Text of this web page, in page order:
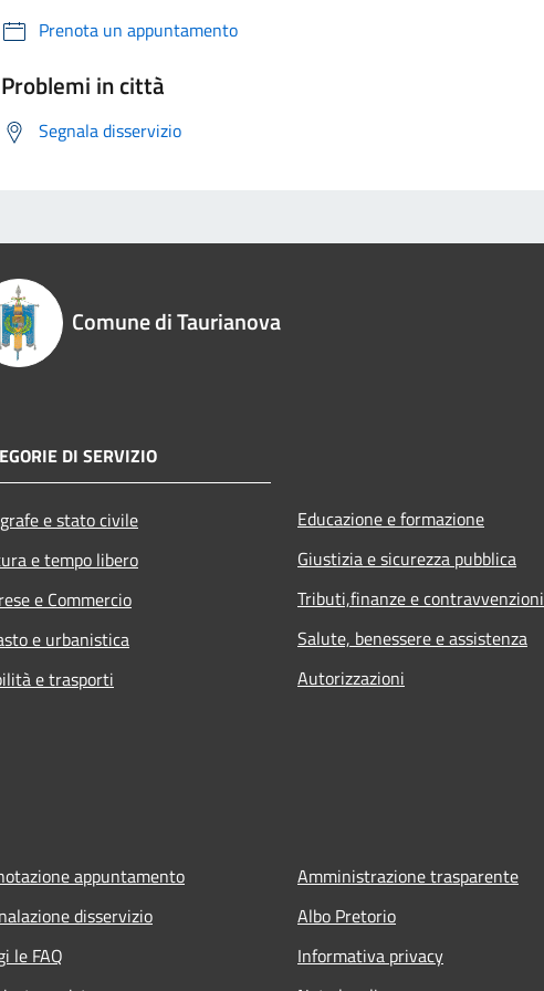
Prenota un appuntamento
Problemi in città
Segnala disservizio
Comune di Taurianova
DI SERVIZIO
e stato civile
e tempo libero
e Commercio
e urbanistica
e trasporti
Educazione e formazione
Giustizia e sicurezza pubblica
Tributi,finanze e contravvenzioni
Salute, benessere e assistenza
Autorizzazioni
appuntamento
disservizio
le FAQ
Amministrazione trasparente
Albo Pretorio
Informativa privacy